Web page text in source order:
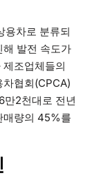
용차로 분류되
발전 속도가
조업체들의
협회(CPCA)
만2천대로 전년
매량의 45%를